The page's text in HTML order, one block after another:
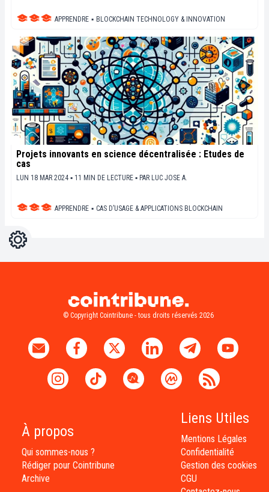
APPRENDRE ▪ BLOCKCHAIN TECHNOLOGY & INNOVATION
Projets innovants en science décentralisée : Études de
cas
LUN 18 MAR 2024 ▪ 11 MIN DE LECTURE ▪ PAR LUC JOSE A.
APPRENDRE ▪ CAS D’USAGE & APPLICATIONS BLOCKCHAIN
Réglages
© Copyright Cointribune - tous droits réservés 2026
À propos
Qui sommes-nous ?
Rédiger pour Cointribune
Archive
Liens Utiles
Mentions Légales
Confidentialité
Gestion des cookies
CGU